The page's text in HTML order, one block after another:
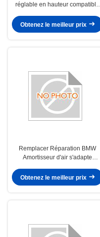
réglable en hauteur compatible
Composant de suspension de
remplacement
Obtenez le meilleur prix
Remplacer Réparation BMW
Amortisseur d'air s'adapte
2021 2022 Modèles
Remplacement de suspension
Obtenez le meilleur prix